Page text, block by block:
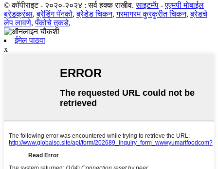
© कॉपीराइट - २०२०-२०२४ : सर्व हक्क राखीव. साइटमॅप -एएमपी मोबाईल
ब्रेडक्रंब्स,ब्रेडिंग पॅनको,ब्रेडेड चिकन,गरमागरम कुरकुरीत चिकन,ब्रेडचे
लेप लावणे,पँकोचे तुकडे,
ईमेल पाठवा
x